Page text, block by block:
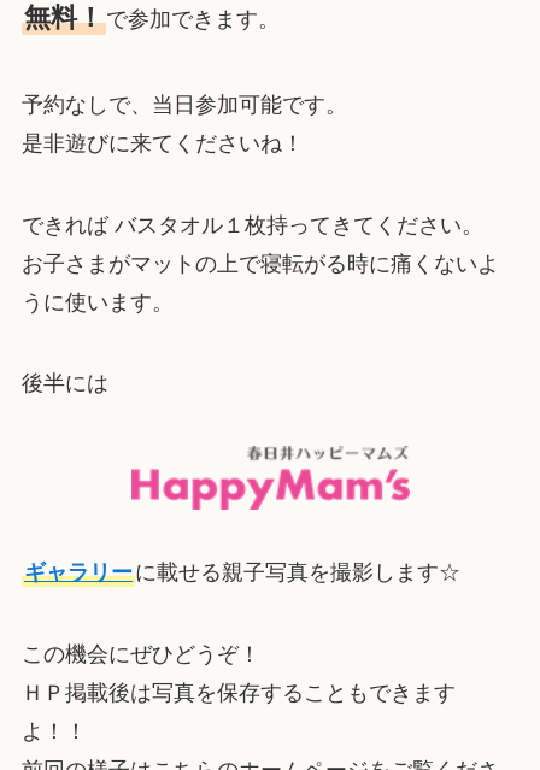
無料！で参加できます。
予約なしで、当日参加可能です。
是非遊びに来てくださいね！
できれば バスタオル１枚持ってきてください。
お子さまがマットの上で寝転がる時に痛くないよ
うに使います。
後半には
ギャラリーに載せる親子写真を撮影します☆
この機会にぜひどうぞ！
ＨＰ掲載後は写真を保存することもできます
よ！！